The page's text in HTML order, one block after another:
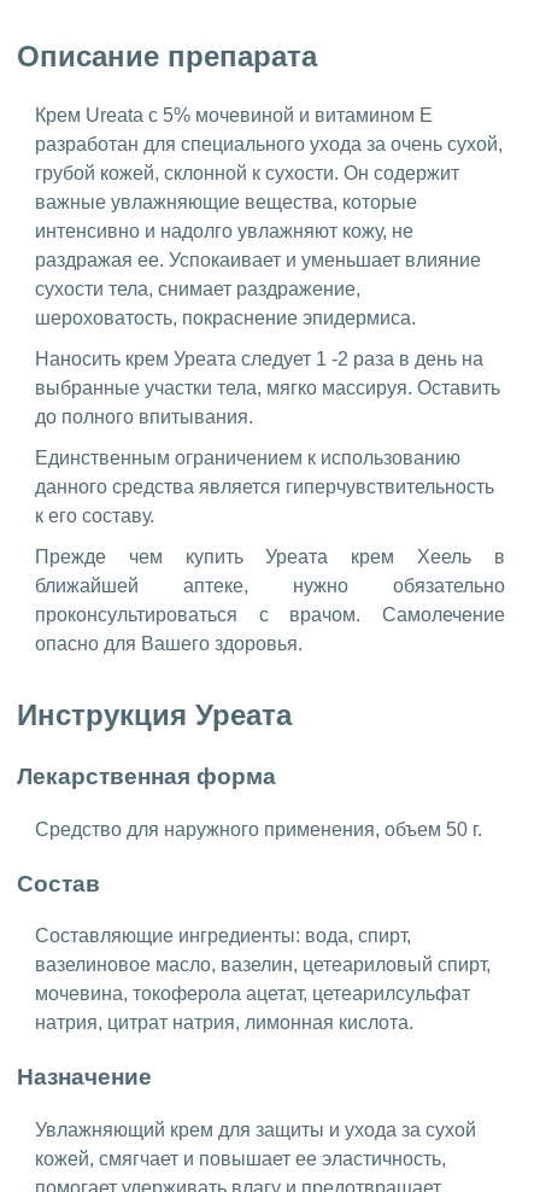
Описание препарата
Крем Ureata с 5% мочевиной и витамином Е
разработан для специального ухода за очень сухой,
грубой кожей, склонной к сухости. Он содержит
важные увлажняющие вещества, которые
интенсивно и надолго увлажняют кожу, не
раздражая ее. Успокаивает и уменьшает влияние
сухости тела, снимает раздражение,
шероховатость, покраснение эпидермиса.
Наносить крем Уреата следует 1 -2 раза в день на
выбранные участки тела, мягко массируя. Оставить
до полного впитывания.
Единственным ограничением к использованию
данного средства является гиперчувствительность
к его составу.
Прежде чем купить Уреата крем Хеель в
ближайшей аптеке, нужно обязательно
проконсультироваться с врачом. Самолечение
опасно для Вашего здоровья.
Инструкция Уреата
Лекарственная форма
Средство для наружного применения, объем 50 г.
Состав
Составляющие ингредиенты: вода, спирт,
вазелиновое масло, вазелин, цетеариловый спирт,
мочевина, токоферола ацетат, цетеарилсульфат
натрия, цитрат натрия, лимонная кислота.
Назначение
Увлажняющий крем для защиты и ухода за сухой
кожей, смягчает и повышает ее эластичность,
помогает удерживать влагу и предотвращает